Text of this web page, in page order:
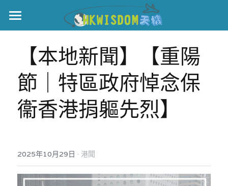
主頁
世界盃
伊美戰爭
黎智英案
美西媒體謊言實錄
宏福‧革新
宏福苑聽證會
港聞
中國
【本地新聞】【重陽
節｜特區政府悼念保
衞香港捐軀先烈】
2025年10月29日 · 港聞